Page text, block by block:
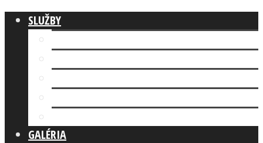
SLUŽBY
GALÉRIA